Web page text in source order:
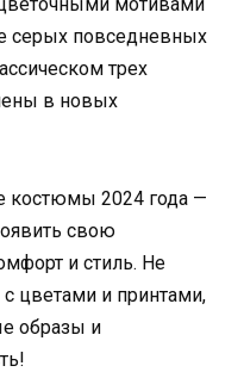
мотивами
серых повседневных
трех
в новых
костюмы 2024 года —
свою
и стиль. Не
цветами и принтами,
образы и